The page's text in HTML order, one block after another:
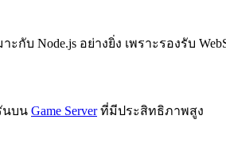
บ Node.js อย่างยิ่ง เพราะรองรับ
นบน Game Serverที่มีประสิทธิภาพสูง